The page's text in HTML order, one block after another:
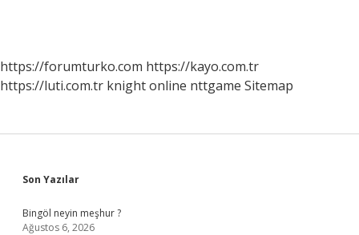
https://forumturko.com https://kayo.com.tr
https://luti.com.tr knight online nttgame Sitemap
Sidebar
Son Yazılar
Bingöl neyin meşhur ?
Ağustos 6, 2026